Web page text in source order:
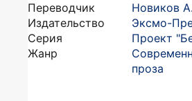
Переводчик
Новиков А.
Издательство
Эксмо-
Серия
Проект
Жанр
проза